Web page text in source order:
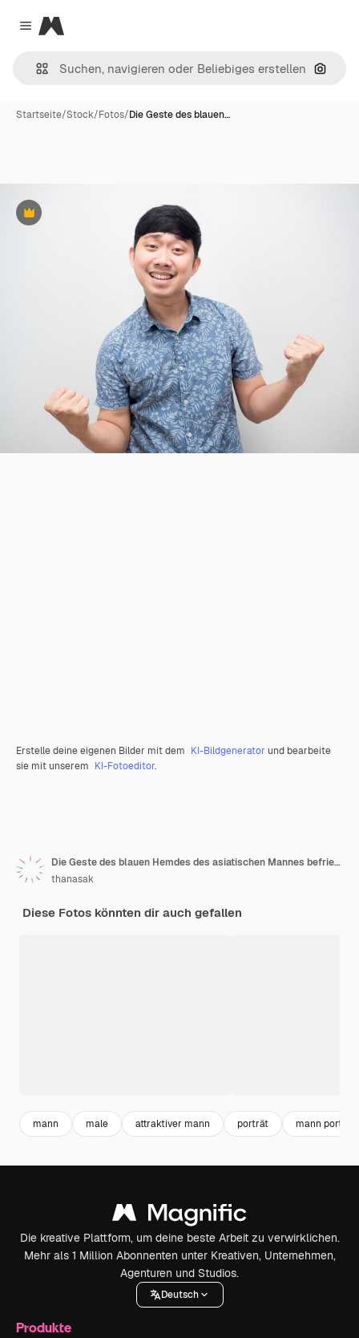
Close menu
Magnific
Nach
Startseite/Stock/Fotos/Die Geste des blauen…
Premium
Erstelle deine eigenen Bilder mit dem KI-Bildgenerator und bearbeite
sie mit unserem KI-Fotoeditor.
Die Geste des blauen Hemdes des asiatischen Mannes befriedigt glückliche Emotionen und die Faust nach oben
thanasak
Diese Fotos könnten dir auch gefallen
mann male attraktiver mann porträt mann portrait
Die kreative Plattform, um deine beste Arbeit zu verwirklichen.
Mehr als 1 Million Abonnenten unter Kreativen, Unternehmen,
Agenturen und Studios.
Deutsch
Produkte